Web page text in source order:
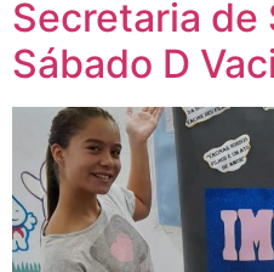
Secretaria de
Sábado D